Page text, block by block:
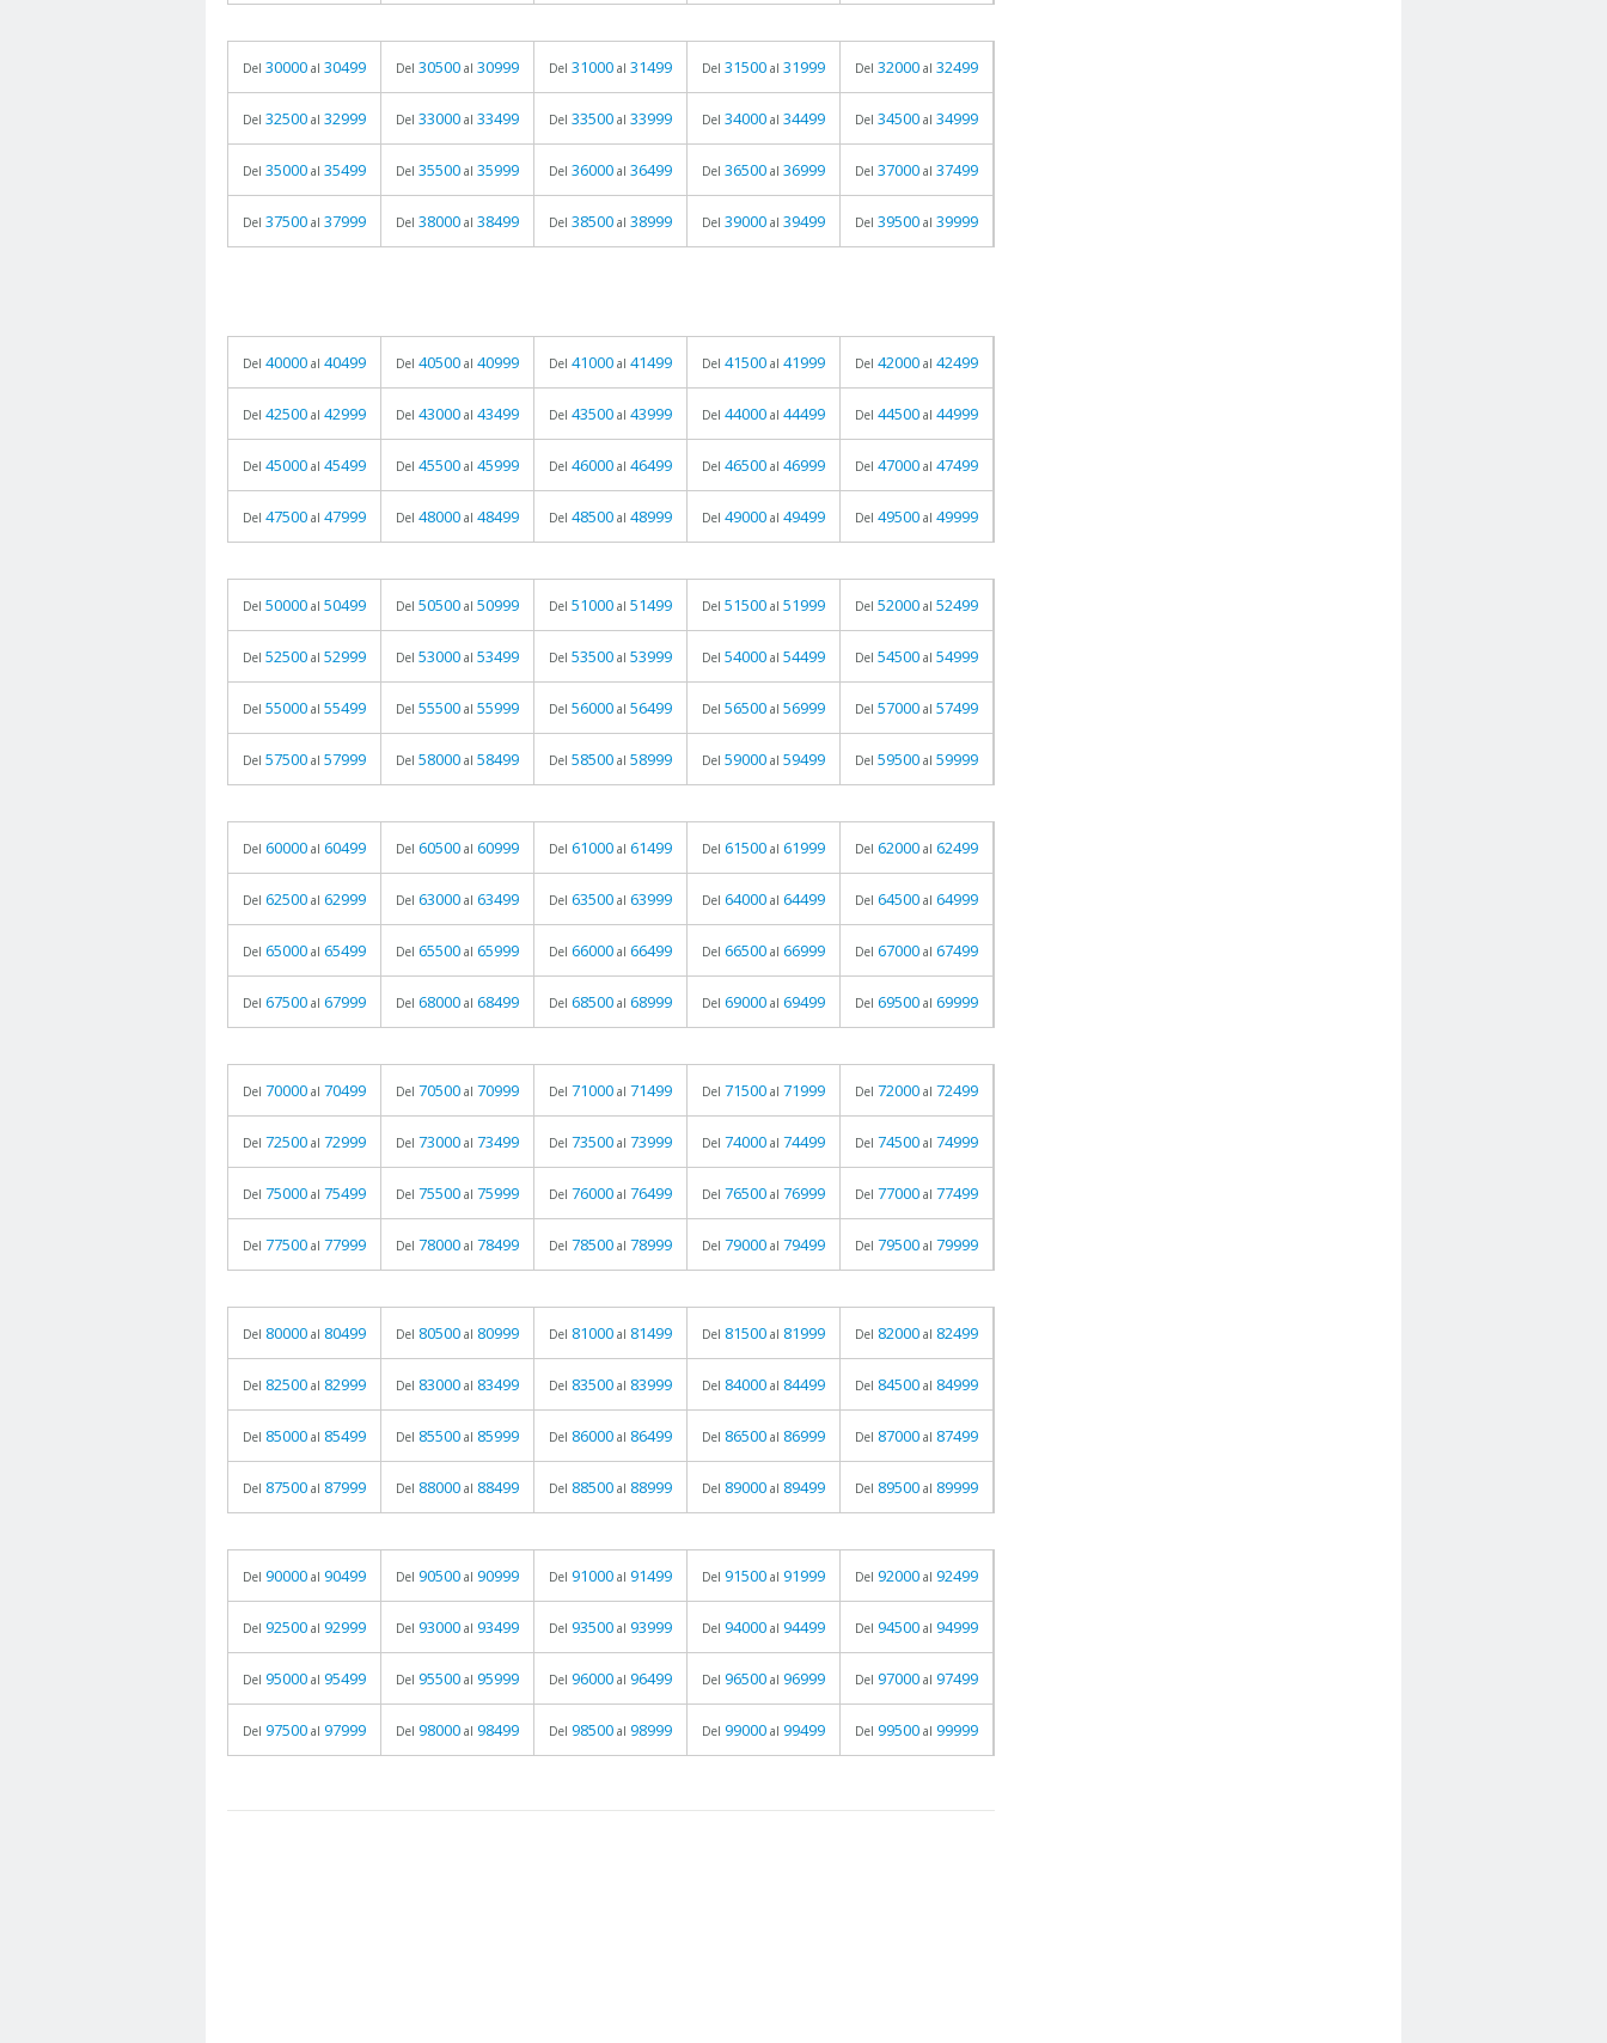
Del 30000 al 30499 Del 30500 al 30999 Del 31000 al 31499 Del 31500 al 31999 Del 32000 al 32499
Del 32500 al 32999 Del 33000 al 33499 Del 33500 al 33999 Del 34000 al 34499 Del 34500 al 34999
Del 35000 al 35499 Del 35500 al 35999 Del 36000 al 36499 Del 36500 al 36999 Del 37000 al 37499
Del 37500 al 37999 Del 38000 al 38499 Del 38500 al 38999 Del 39000 al 39499 Del 39500 al 39999
Del 40000 al 40499 Del 40500 al 40999 Del 41000 al 41499 Del 41500 al 41999 Del 42000 al 42499
Del 42500 al 42999 Del 43000 al 43499 Del 43500 al 43999 Del 44000 al 44499 Del 44500 al 44999
Del 45000 al 45499 Del 45500 al 45999 Del 46000 al 46499 Del 46500 al 46999 Del 47000 al 47499
Del 47500 al 47999 Del 48000 al 48499 Del 48500 al 48999 Del 49000 al 49499 Del 49500 al 49999
Del 50000 al 50499 Del 50500 al 50999 Del 51000 al 51499 Del 51500 al 51999 Del 52000 al 52499
Del 52500 al 52999 Del 53000 al 53499 Del 53500 al 53999 Del 54000 al 54499 Del 54500 al 54999
Del 55000 al 55499 Del 55500 al 55999 Del 56000 al 56499 Del 56500 al 56999 Del 57000 al 57499
Del 57500 al 57999 Del 58000 al 58499 Del 58500 al 58999 Del 59000 al 59499 Del 59500 al 59999
Del 60000 al 60499 Del 60500 al 60999 Del 61000 al 61499 Del 61500 al 61999 Del 62000 al 62499
Del 62500 al 62999 Del 63000 al 63499 Del 63500 al 63999 Del 64000 al 64499 Del 64500 al 64999
Del 65000 al 65499 Del 65500 al 65999 Del 66000 al 66499 Del 66500 al 66999 Del 67000 al 67499
Del 67500 al 67999 Del 68000 al 68499 Del 68500 al 68999 Del 69000 al 69499 Del 69500 al 69999
Del 70000 al 70499 Del 70500 al 70999 Del 71000 al 71499 Del 71500 al 71999 Del 72000 al 72499
Del 72500 al 72999 Del 73000 al 73499 Del 73500 al 73999 Del 74000 al 74499 Del 74500 al 74999
Del 75000 al 75499 Del 75500 al 75999 Del 76000 al 76499 Del 76500 al 76999 Del 77000 al 77499
Del 77500 al 77999 Del 78000 al 78499 Del 78500 al 78999 Del 79000 al 79499 Del 79500 al 79999
Del 80000 al 80499 Del 80500 al 80999 Del 81000 al 81499 Del 81500 al 81999 Del 82000 al 82499
Del 82500 al 82999 Del 83000 al 83499 Del 83500 al 83999 Del 84000 al 84499 Del 84500 al 84999
Del 85000 al 85499 Del 85500 al 85999 Del 86000 al 86499 Del 86500 al 86999 Del 87000 al 87499
Del 87500 al 87999 Del 88000 al 88499 Del 88500 al 88999 Del 89000 al 89499 Del 89500 al 89999
Del 90000 al 90499 Del 90500 al 90999 Del 91000 al 91499 Del 91500 al 91999 Del 92000 al 92499
Del 92500 al 92999 Del 93000 al 93499 Del 93500 al 93999 Del 94000 al 94499 Del 94500 al 94999
Del 95000 al 95499 Del 95500 al 95999 Del 96000 al 96499 Del 96500 al 96999 Del 97000 al 97499
Del 97500 al 97999 Del 98000 al 98499 Del 98500 al 98999 Del 99000 al 99499 Del 99500 al 99999